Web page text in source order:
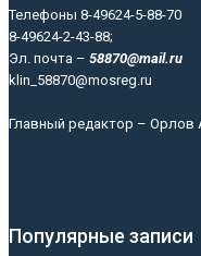
Телефоны 8-49624-5-88-70
8-49624-2-43-88;
Эл. почта – 58870@mail.ru
klin_58870@mosreg.ru
Главный редактор – Орлов
Популярные записи